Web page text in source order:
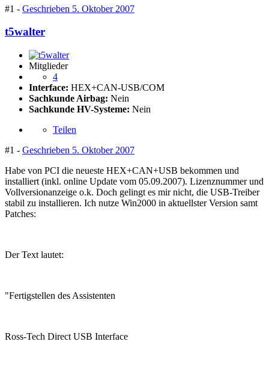
#1 - Geschrieben 5. Oktober 2007
t5walter
Mitglieder
4
Interface: HEX+CAN-USB/COM
Sachkunde Airbag: Nein
Sachkunde HV-Systeme: Nein
Teilen
#1 - Geschrieben 5. Oktober 2007
Habe von PCI die neueste HEX+CAN+USB bekommen und
installiert (inkl. online Update vom 05.09.2007). Lizenznummer und
Vollversionanzeige o.k. Doch gelingt es mir nicht, die USB-Treiber
stabil zu installieren. Ich nutze Win2000 in aktuellster Version samt
Patches:
Der Text lautet:
"Fertigstellen des Assistenten
Ross-Tech Direct USB Interface